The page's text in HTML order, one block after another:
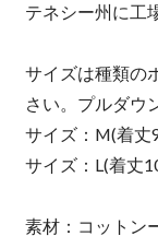
テネシー州に工
サイズは種類の
さい。プルダウ
サイズ：M(着丈
サイズ：L(着丈
素材：コットン